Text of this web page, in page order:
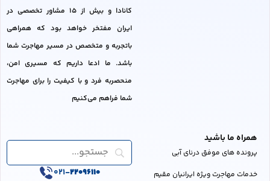
کانادا و بیش از 15 مشاور تخصصی در
ایران مفتخر خواهد بود که همراهی
باتجربه و متخصص در مسیر مهاجرت شما
باشد. ما ادعا داریم که مسیری امن،
منحصربه فرد و با کیفیت را برای مهاجرت
شما فراهم می‌کنیم
همراه ما باشید
پرونده های موفق درنای آبی
خدمات مهاجرت ویژه ایرانیان مقیم
021-22096110